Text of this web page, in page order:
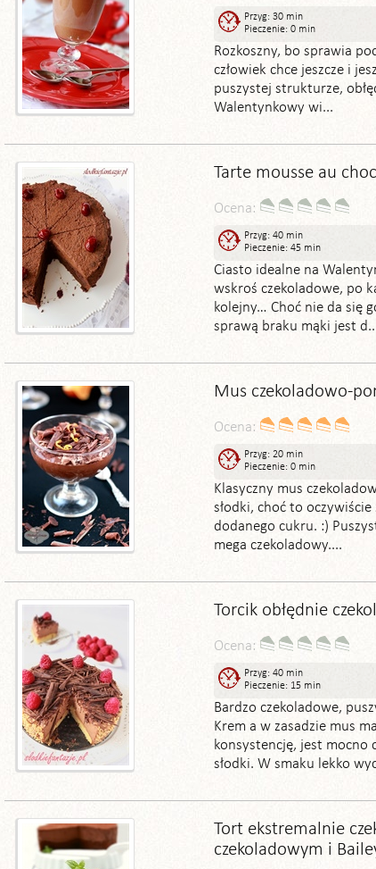
Przyg: 30 min
Pieczenie: 0 min
Rozkoszny, bo sprawia
człowiek chce jeszcze i
puszystej strukturze,
Walentynkowy wi...
Tarte mousse au
Ocena:
Przyg: 40 min
Pieczenie: 45 min
Ciasto idealne na
wskroś czekoladowe, po
kolejny… Choć nie da się
sprawą braku mąki jest
Mus czekoladowo-
Ocena:
Przyg: 20 min
Pieczenie: 0 min
Klasyczny mus
słodki, choć to
dodanego cukru. :)
mega czekoladowy....
Torcik obłędnie
Ocena:
Przyg: 40 min
Pieczenie: 15 min
Bardzo czekoladowe,
Krem a w zasadzie mus
konsystencję, jest mocno
słodki. W smaku lekko
Tort ekstremalnie
czekoladowym i